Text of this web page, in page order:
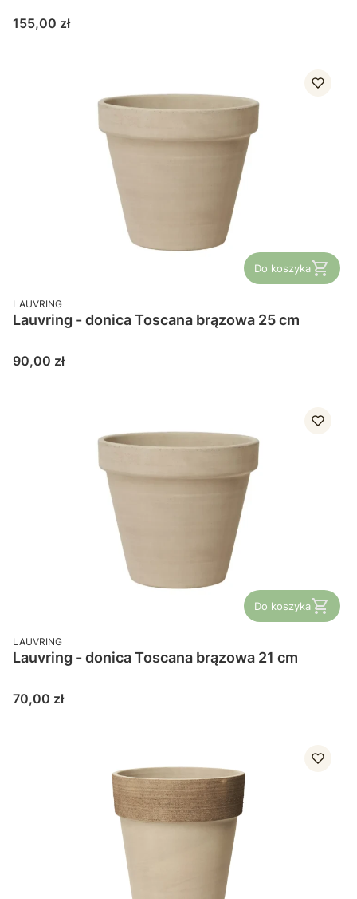
Cena
155,00 zł
Do koszyka
PRODUCENT
LAUVRING
Lauvring - donica Toscana brązowa 25 cm
Cena
90,00 zł
Do koszyka
PRODUCENT
LAUVRING
Lauvring - donica Toscana brązowa 21 cm
Cena
70,00 zł